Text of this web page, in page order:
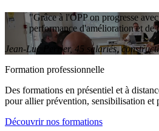
"Grâce à l'OPP on progresse
performance d'amélioration et de
Jean-Luc Perrier, 45 salariés,
Formation professionnelle
Des formations en présentiel et à
pour allier prévention, sensibilisation et
Découvrir nos formations